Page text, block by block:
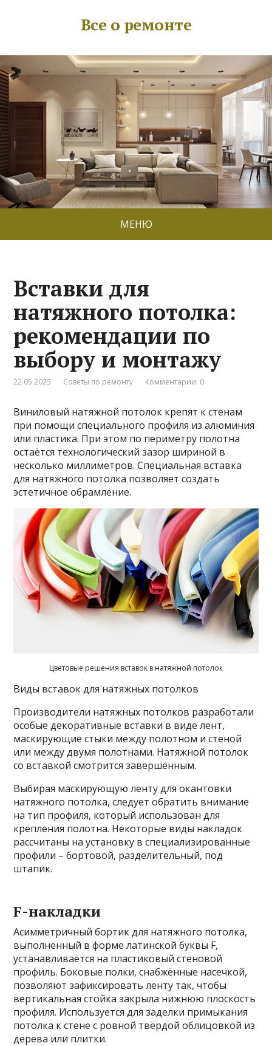
Все о ремонте
МЕНЮ
Вставки для
натяжного потолка:
рекомендации по
выбору и монтажу
22.05.2025 Советы по ремонту Комментарии: 0
Виниловый натяжной потолок крепят к стенам
при помощи специального профиля из алюминия
или пластика. При этом по периметру полотна
остаётся технологический зазор шириной в
несколько миллиметров. Специальная вставка
для натяжного потолка позволяет создать
эстетичное обрамление.
Цветовые решения вставок в натяжной потолок
Виды вставок для натяжных потолков
Производители натяжных потолков разработали
особые декоративные вставки в виде лент,
маскирующие стыки между полотном и стеной
или между двумя полотнами. Натяжной потолок
со вставкой смотрится завершённым.
Выбирая маскирующую ленту для окантовки
натяжного потолка, следует обратить внимание
на тип профиля, который использован для
крепления полотна. Некоторые виды накладок
рассчитаны на установку в специализированные
профили – бортовой, разделительный, под
штапик.
F-накладки
Асимметричный бортик для натяжного потолка,
выполненный в форме латинской буквы F,
устанавливается на пластиковый стеновой
профиль. Боковые полки, снабжённые насечкой,
позволяют зафиксировать ленту так, чтобы
вертикальная стойка закрыла нижнюю плоскость
профиля. Используется для заделки примыкания
потолка к стене с ровной твёрдой облицовкой из
дерева или плитки.